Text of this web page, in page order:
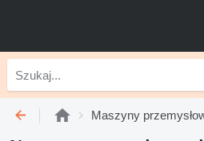
Maszyny